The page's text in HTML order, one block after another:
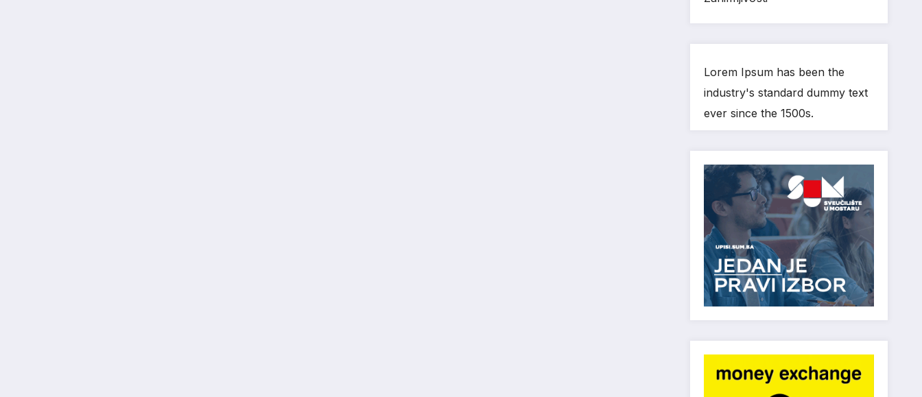
Lorem Ipsum has been the
industry's standard dummy text
ever since the 1500s.